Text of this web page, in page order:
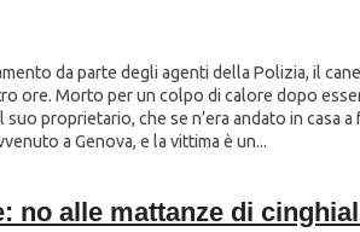
da parte degli agenti della Polizia, il
ore. Morto per un colpo di calore dopo
proprietario, che se n’era andato in casa a
a Genova, e la vittima è un...
no alle mattanze di